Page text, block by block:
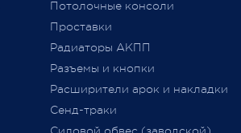
№ 877 (с изменениями)
«Одобрение Типа Транспортного
Средства
далее –
После прохождения всех
испытаний и проверок на
соответствие требований
Потолочные консоли
Проставки
Радиаторы АКПП
Разъемы и кнопки
Расширители арок и накладки
Сенд-траки